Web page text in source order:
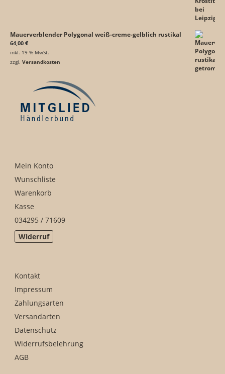
Mauerverblender Polygonal weiß-creme-gelblich rustikal
64,00 €
inkl. 19 % MwSt.
zzgl. Versandkosten
Mein Konto
Wunschliste
Warenkorb
Kasse
034295 / 71609
Widerruf
Kontakt
Impressum
Zahlungsarten
Versandarten
Datenschutz
Widerrufsbelehrung
AGB